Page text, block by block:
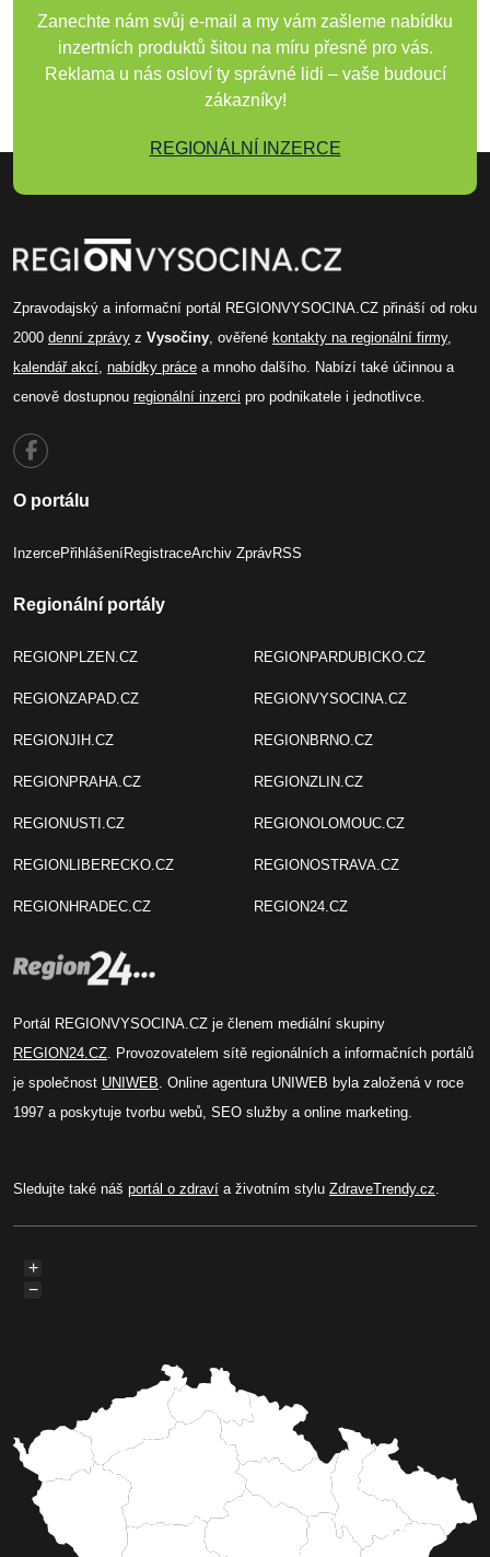
Zanechte nám svůj e-mail a my vám zašleme nabídku
inzertních produktů šitou na míru přesně pro vás.
Reklama u nás osloví ty správné lidi – vaše budoucí
zákazníky!
REGIONÁLNÍ INZERCE
Zpravodajský a informační portál REGIONVYSOCINA.CZ přináší od roku
2000 denní zprávy z Vysočiny , ověřené kontakty na regionální firmy,
kalendář akcí nabídky práce a mnoho dalšího. Nabízí také účinnou a
cenově dostupnou regionální inzerci pro podnikatele i jednotlivce.
O portálu
InzercePřihlášeníRegistraceArchiv ZprávRSS
Regionální portály
REGIONPLZEN.CZ
REGIONZAPAD.CZ
REGIONJIH.CZ
REGIONPRAHA.CZ
REGIONUSTI.CZ
REGIONLIBERECKO.CZ
REGIONHRADEC.CZ
REGIONPARDUBICKO.CZ
REGIONVYSOCINA.CZ
REGIONBRNO.CZ
REGIONZLIN.CZ
REGIONOLOMOUC.CZ
REGIONOSTRAVA.CZ
REGION24.CZ
Portál REGIONVYSOCINA.CZ je členem mediální skupiny
REGION24.CZ . Provozovatelem sítě regionálních a informačních portálů
je společnost UNIWEB . Online agentura UNIWEB byla založená v roce
1997 a poskytuje tvorbu webů, SEO služby a online marketing.
Sledujte také náš portál o zdraví a životním stylu ZdraveTrendy.cz
+
−